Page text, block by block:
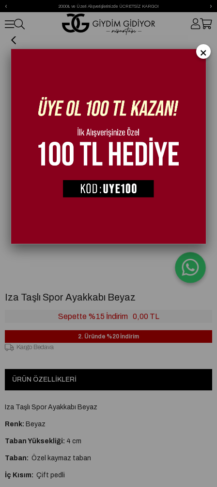
2000₺ ve Üzeri Alışverişlerinizde ÜCRETSİZ KARGO!
‹ ›
Iza Taşlı Spor Ayakkabı Beyaz
Iza Taşlı Spor Ayakkabı Beyaz
Sepette %15 İndirim 0,00 TL
2. Üründe %20 İndirim
Kargo Bedava
ÜRÜN ÖZELLIKLERI
Iza Taşlı Spor Ayakkabı Beyaz
Renk: Beyaz
Taban Yüksekliği: 4 cm
Taban: Özel kaymaz taban
İç Kısım: Çift pedli
×